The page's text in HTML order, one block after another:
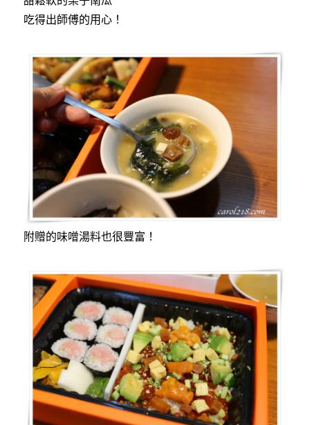
吃得出師傅的用心！
附贈的味噌湯料也很豐富！